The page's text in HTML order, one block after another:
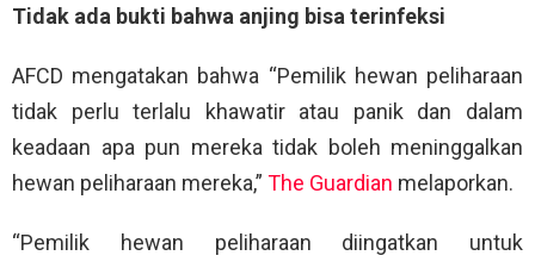
Tidak ada bukti bahwa anjing bisa terinfeksi
AFCD mengatakan bahwa “Pemilik hewan peliharaan
tidak perlu terlalu khawatir atau panik dan dalam
keadaan apa pun mereka tidak boleh meninggalkan
hewan peliharaan mereka,” The Guardian melaporkan.
“Pemilik hewan peliharaan diingatkan untuk